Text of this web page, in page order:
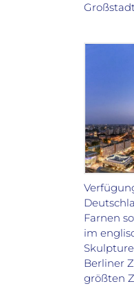
Farnen
im
Berliner
größten